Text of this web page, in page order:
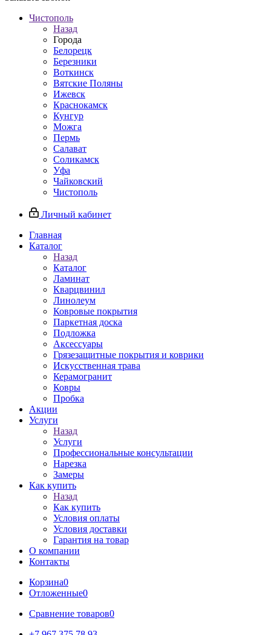
Чистополь
Назад
Города
Белорецк
Березники
Воткинск
Вятские Поляны
Ижевск
Краснокамск
Кунгур
Можга
Пермь
Салават
Соликамск
Уфа
Чайковский
Чистополь
Личный кабинет
Главная
Каталог
Назад
Каталог
Ламинат
Кварцвинил
Линолеум
Ковровые покрытия
Паркетная доска
Подложка
Аксессуары
Грязезащитные покрытия и коврики
Искусственная трава
Керамогранит
Ковры
Пробка
Акции
Услуги
Назад
Услуги
Профессиональные консультации
Нарезка
Замеры
Как купить
Назад
Как купить
Условия оплаты
Условия доставки
Гарантия на товар
О компании
Контакты
Корзина0
Отложенные0
Сравнение товаров0